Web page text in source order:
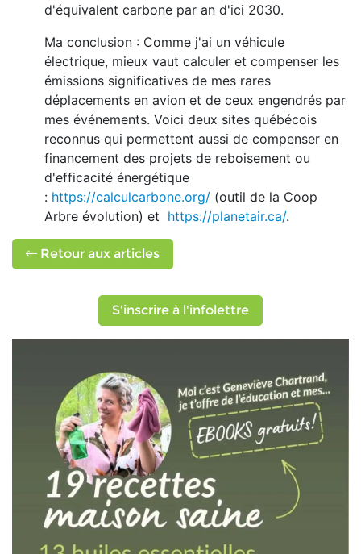
d'équivalent carbone par an d'ici 2030.
Ma conclusion : Comme j'ai un véhicule
électrique, mieux vaut calculer et compenser les
émissions significatives de mes rares
déplacements en avion et de ceux engendrés par
mes événements. Voici deux sites québécois
reconnus qui permettent aussi de compenser en
financement des projets de reboisement ou
d'efficacité énergétique
: https://calculcarbone.org/ (outil de la Coop
Arbre évolution) et https://planetair.ca/.
Retour aux articles
S'inscrire à l'infolettre